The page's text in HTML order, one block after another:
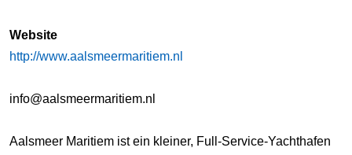
Website
http://www.aalsmeermaritiem.nl
info@aalsmeermaritiem.nl
Aalsmeer Maritiem ist ein kleiner, Full-Service-Yachthafen